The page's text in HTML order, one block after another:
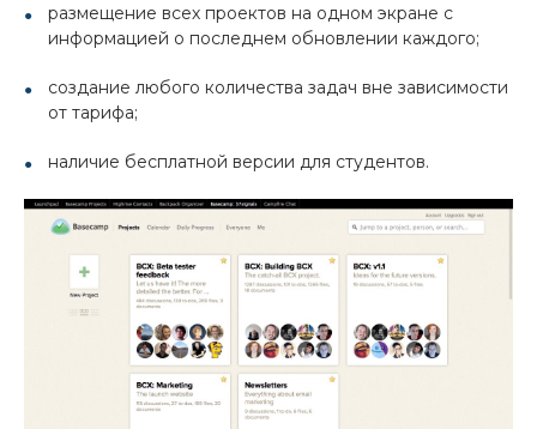
размещение всех проектов на одном экране с
информацией о последнем обновлении каждого;
создание любого количества задач вне зависимости
от тарифа;
наличие бесплатной версии для студентов.